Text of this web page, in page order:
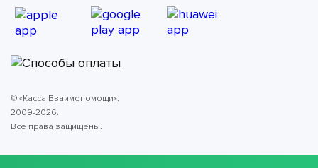
© «Касса Взаимопомощи».
2009-2026.
Все права защищены.